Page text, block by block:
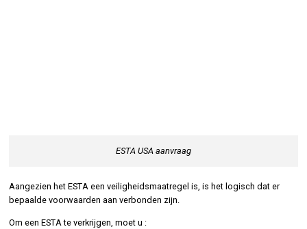
ESTA USA aanvraag
Aangezien het ESTA een veiligheidsmaatregel is, is het logisch dat er
bepaalde voorwaarden aan verbonden zijn.
Om een ESTA te verkrijgen, moet u :